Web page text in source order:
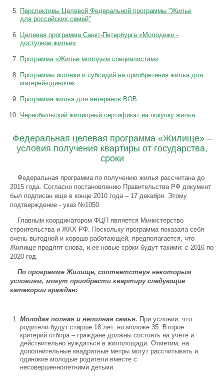
Перспективы Целевой Федеральной программы "Жилье
для российских семей"
Целевая программа Санкт-Петербурга «Молодежи -
доступное жилье»
Программа «Жилье молодым специалистам»
Программы ипотеки и субсидий на приобретения жилья для
матерей-одиночек
Программа жилья для ветеранов ВОВ
Чернобыльский жилищный сертификат на покупку жилья
Федеральная целевая программа «Жилище» –
условия получения квартиры от государства,
сроки
Федеральная программа по получению жилья рассчитана до
2015 года. Согласно постановлению Правительства РФ документ
был подписан еще в конце 2010 года – 17 декабря. Этому
подтверждение - указ №1050.
Главным координатором ФЦП является Министерство
строительства и ЖКХ РФ. Поскольку программа показала себя
очень выгодной и хорошо работающей, предполагается, что
Жилище продлят снова, и ее новые сроки будут такими: с 2016 по
2020 год.
По программе Жилище, соответствуя некоторым
условиям, могут приобрести квартиру следующие
категории граждан:
Молодая полная и неполная семья. При условии, что
родители будут старше 18 лет, но моложе 35. Второе
критерий отбора – граждане должны состоять на учете и
действительно нуждаться в жилплощади. Отметим, на
дополнительные квадратные метры могут рассчитывать и
одинокие молодые родители вместе с
несовершеннолетними детьми.